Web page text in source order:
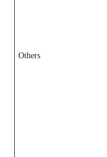
Others